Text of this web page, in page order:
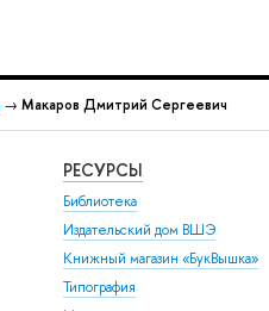
→ Макаров Дмитрий Сергеевич
РЕСУРСЫ
Библиотека
Издательский дом ВШЭ
Книжный магазин «БукВышка»
Типография